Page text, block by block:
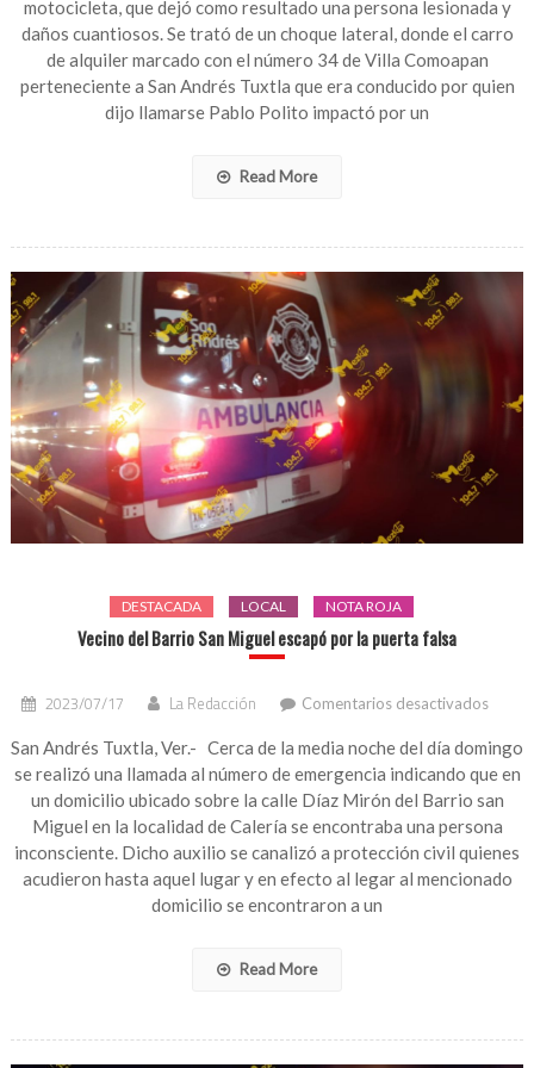
El
como
motocicleta, que dejó como resultado una persona lesionada y
daños cuantiosos. Se trató de un choque lateral, donde el carro
de alquiler marcado con el número 34 de Villa Comoapan
perteneciente a San Andrés Tuxtla que era conducido por quien
dijo llamarse Pablo Polito impactó por un
Read More
DESTACADA LOCAL NOTA ROJA
Vecino del Barrio San Miguel escapó por la puerta falsa
2023/07/17 La Redacción Comentarios desactivados
del
Miguel
por
la
San Andrés Tuxtla, Ver.- Cerca de la media noche del día domingo
se realizó una llamada al número de emergencia indicando que en
un domicilio ubicado sobre la calle Díaz Mirón del Barrio san
Miguel en la localidad de Calería se encontraba una persona
inconsciente. Dicho auxilio se canalizó a protección civil quienes
acudieron hasta aquel lugar y en efecto al legar al mencionado
domicilio se encontraron a un
Read More